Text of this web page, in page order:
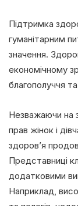
Підтримка
гуманітарним
значення.
економічному
благополуччя
Незважаючи на
прав жінок і
здоров’я
Представниці
додатковими
Наприклад,